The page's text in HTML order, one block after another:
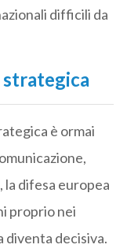
difficili da
strategica
è ormai
la difesa europea
proprio nei
diventa decisiva.